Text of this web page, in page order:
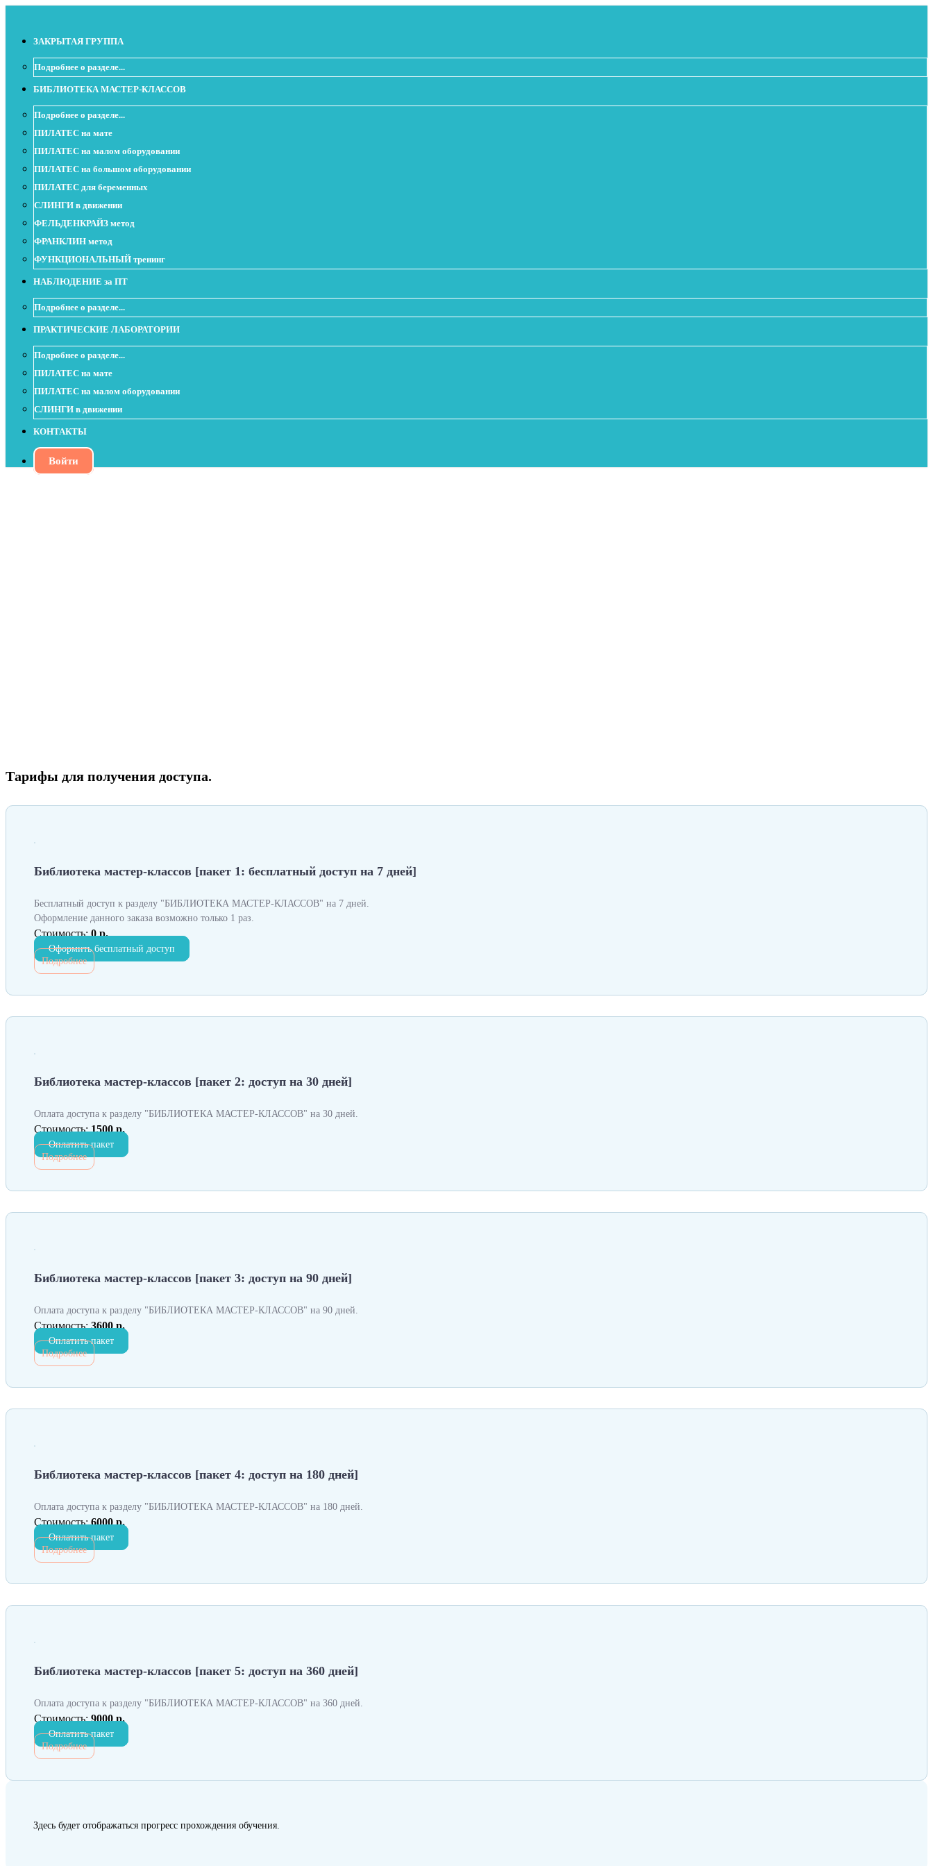
ЗАКРЫТАЯ ГРУППА
Подробнее о разделе...
БИБЛИОТЕКА МАСТЕР-КЛАССОВ
Подробнее о разделе...
ПИЛАТЕС на мате
ПИЛАТЕС на малом оборудовании
ПИЛАТЕС на большом оборудовании
ПИЛАТЕС для беременных
СЛИНГИ в движении
ФЕЛЬДЕНКРАЙЗ метод
ФРАНКЛИН метод
ФУНКЦИОНАЛЬНЫЙ тренинг
НАБЛЮДЕНИЕ за ПТ
Подробнее о разделе...
ПРАКТИЧЕСКИЕ ЛАБОРАТОРИИ
Подробнее о разделе...
ПИЛАТЕС на мате
ПИЛАТЕС на малом оборудовании
СЛИНГИ в движении
КОНТАКТЫ
Войти
Тарифы для получения доступа.
Библиотека мастер-классов [пакет 1: бесплатный доступ на 7 дней]
Бесплатный доступ к разделу "БИБЛИОТЕКА МАСТЕР-КЛАССОВ" на 7 дней.
Оформление данного заказа возможно только 1 раз.
Стоимость: 0 р.
Оформить бесплатный доступ
Подробнее
Библиотека мастер-классов [пакет 2: доступ на 30 дней]
Оплата доступа к разделу "БИБЛИОТЕКА МАСТЕР-КЛАССОВ" на 30 дней.
Стоимость: 1500 р.
Оплатить пакет
Подробнее
Библиотека мастер-классов [пакет 3: доступ на 90 дней]
Оплата доступа к разделу "БИБЛИОТЕКА МАСТЕР-КЛАССОВ" на 90 дней.
Стоимость: 3600 р.
Оплатить пакет
Подробнее
Библиотека мастер-классов [пакет 4: доступ на 180 дней]
Оплата доступа к разделу "БИБЛИОТЕКА МАСТЕР-КЛАССОВ" на 180 дней.
Стоимость: 6000 р.
Оплатить пакет
Подробнее
Библиотека мастер-классов [пакет 5: доступ на 360 дней]
Оплата доступа к разделу "БИБЛИОТЕКА МАСТЕР-КЛАССОВ" на 360 дней.
Стоимость: 9000 р.
Оплатить пакет
Подробнее
Здесь будет отображаться прогресс прохождения обучения.